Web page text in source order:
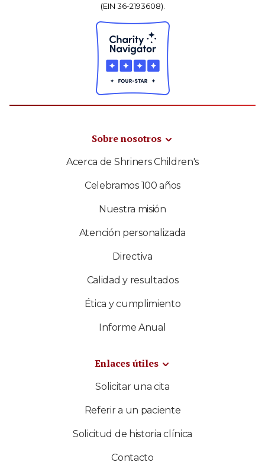
(EIN 36-2193608).
Sobre nosotros
Acerca de Shriners Children's
Celebramos 100 años
Nuestra misión
Atención personalizada
Directiva
Calidad y resultados
Ética y cumplimiento
Informe Anual
Enlaces útiles
Solicitar una cita
Referir a un paciente
Solicitud de historia clínica
Contacto